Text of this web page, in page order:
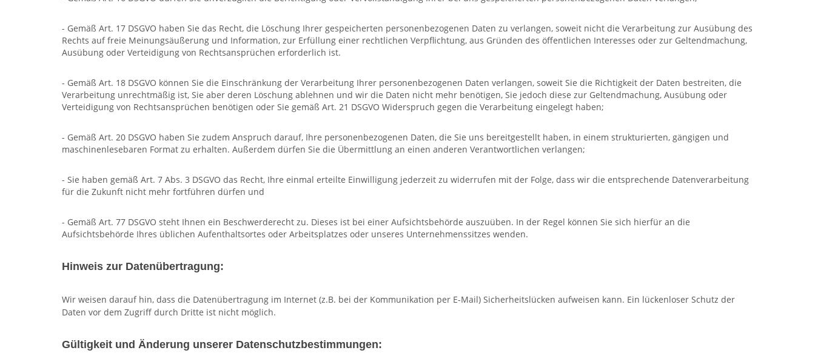
- Gemäß Art. 17 DSGVO haben Sie das Recht, die Löschung Ihrer gespeicherten personenbezogenen Daten zu verlangen, soweit nicht die Verarbeitung zur Ausübung des
Rechts auf freie Meinungsäußerung und Information, zur Erfüllung einer rechtlichen Verpflichtung, aus Gründen des öffentlichen Interesses oder zur Geltendmachung,
Ausübung oder Verteidigung von Rechtsansprüchen erforderlich ist.
- Gemäß Art. 18 DSGVO können Sie die Einschränkung der Verarbeitung Ihrer personenbezogenen Daten verlangen, soweit Sie die Richtigkeit der Daten bestreiten, die
Verarbeitung unrechtmäßig ist, Sie aber deren Löschung ablehnen und wir die Daten nicht mehr benötigen, Sie jedoch diese zur Geltendmachung, Ausübung oder
Verteidigung von Rechtsansprüchen benötigen oder Sie gemäß Art. 21 DSGVO Widerspruch gegen die Verarbeitung eingelegt haben;
- Gemäß Art. 20 DSGVO haben Sie zudem Anspruch darauf, Ihre personenbezogenen Daten, die Sie uns bereitgestellt haben, in einem strukturierten, gängigen und
maschinenlesebaren Format zu erhalten. Außerdem dürfen Sie die Übermittlung an einen anderen Verantwortlichen verlangen;
- Sie haben gemäß Art. 7 Abs. 3 DSGVO das Recht, Ihre einmal erteilte Einwilligung jederzeit zu widerrufen mit der Folge, dass wir die entsprechende Datenverarbeitung
für die Zukunft nicht mehr fortführen dürfen und
- Gemäß Art. 77 DSGVO steht Ihnen ein Beschwerderecht zu. Dieses ist bei einer Aufsichtsbehörde auszuüben. In der Regel können Sie sich hierfür an die
Aufsichtsbehörde Ihres üblichen Aufenthaltsortes oder Arbeitsplatzes oder unseres Unternehmenssitzes wenden.
Hinweis zur Datenübertragung:
Wir weisen darauf hin, dass die Datenübertragung im Internet (z.B. bei der Kommunikation per E-Mail) Sicherheitslücken aufweisen kann. Ein lückenloser Schutz der
Daten vor dem Zugriff durch Dritte ist nicht möglich.
Gültigkeit und Änderung unserer Datenschutzbestimmungen: